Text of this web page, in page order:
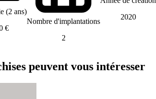
(2 ans)
€
Nombre d'implantations
2
2020
peuvent vous intéresser